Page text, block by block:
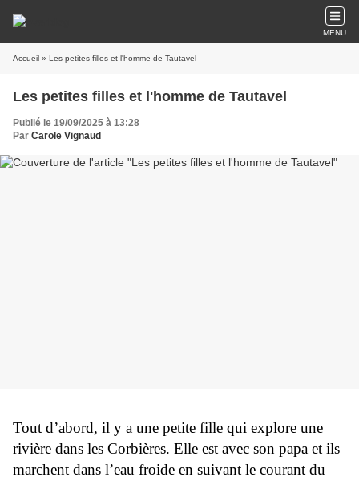
MENU
Accueil » Les petites filles et l'homme de Tautavel
Les petites filles et l'homme de Tautavel
Publié le 19/09/2025 à 13:28
Par Carole Vignaud
Tout d’abord, il y a une petite fille qui explore une
rivière dans les Corbières. Elle est avec son papa et ils
marchent dans l’eau froide en suivant le courant du